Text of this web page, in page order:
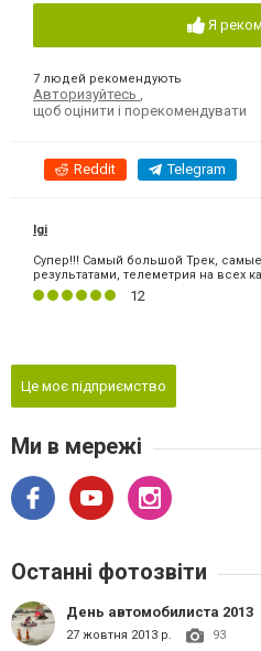
Я
7 людей рекомендують
Авторизуйтесь ,
щоб оцінити і порекомендувати
Reddit Telegram
Igi
Супер!!! Самый большой Трек,
результатами, телеметрия на всех
12
Це моє підприємство
Ми в мережі
Останні фотозвіти
День автомобилиста 2013
27 жовтня 2013 р. 93